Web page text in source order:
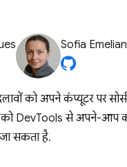
Sofia
को अपने कंप्यूटर पर
को DevTools से अपने-आप
सकता है.